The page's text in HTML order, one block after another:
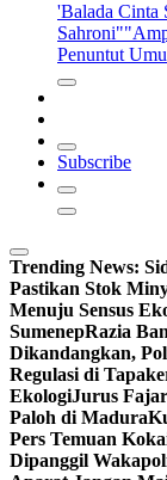
'Balada Cinta
Sahroni"
Penuntut
Subscribe
Trending News:
Pastikan Stok
Menuju Sensus
SumenepRazia
Dikandangkan,
Regulasi di
EkologiJurus
Paloh di Madura
Pers Temuan
Dipanggil